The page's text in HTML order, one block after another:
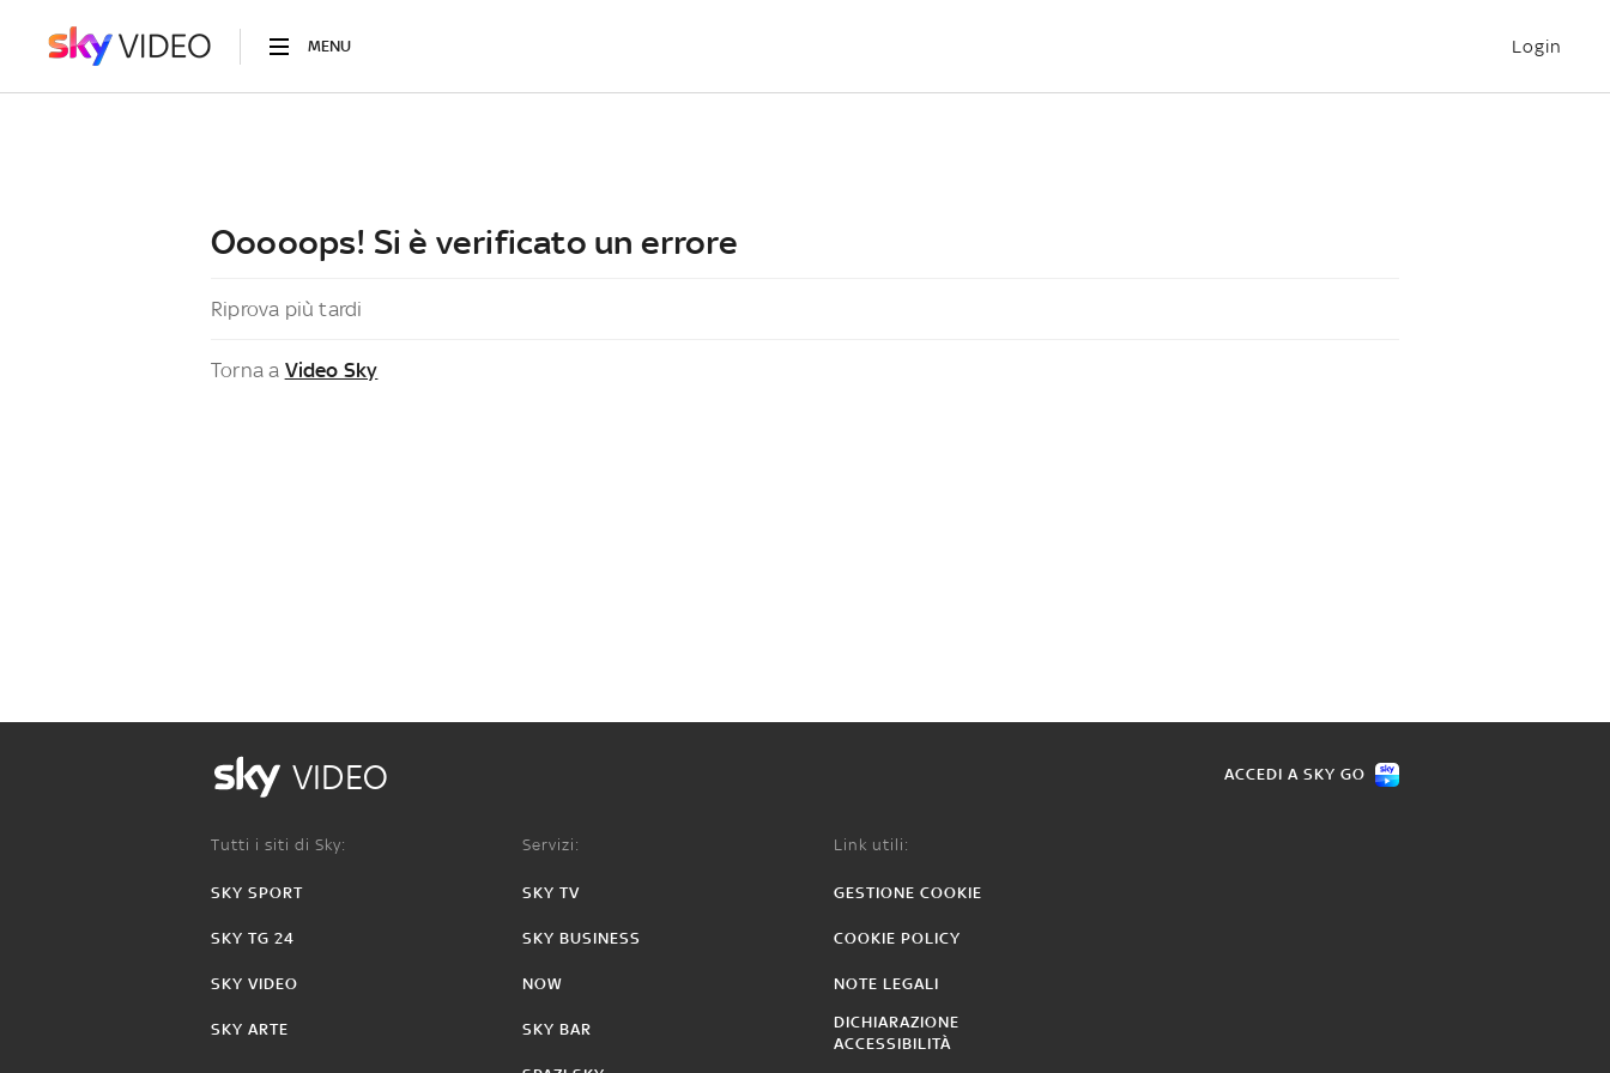
MENU Login
Ooooops! Si è verificato un errore
Riprova più tardi
Torna a Video Sky
VIDEO ACCEDI A SKY GO
Tutti i siti di Sky:
SKY SPORT
SKY TG 24
SKY VIDEO
SKY ARTE
Servizi:
SKY TV
SKY BUSINESS
NOW
SKY BAR
Link utili:
GESTIONE COOKIE
COOKIE POLICY
NOTE LEGALI
DICHIARAZIONE
ACCESSIBILITÀ